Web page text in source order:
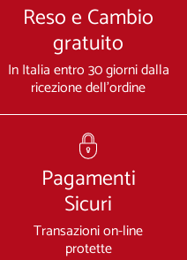
Reso e Cambio
gratuito
In Italia entro 30 giorni dalla
ricezione dell'ordine
Pagamenti
Sicuri
Transazioni on-line
protette